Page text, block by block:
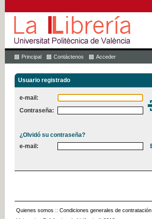
Principal Contáctenos Acceder
Usuario registrado
e-mail:
Contraseña:
¿Olvidó su contraseña?
e-mail:
Quienes somos :: Condiciones generales de contratación